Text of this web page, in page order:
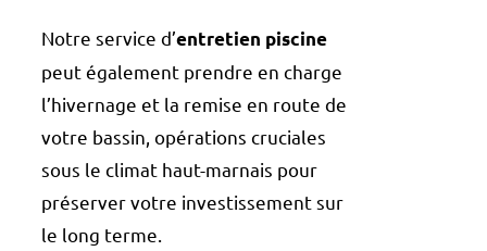
Notre service d’entretien piscine
peut également prendre en charge
l’hivernage et la remise en route de
votre bassin, opérations cruciales
sous le climat haut-marnais pour
préserver votre investissement sur
le long terme.